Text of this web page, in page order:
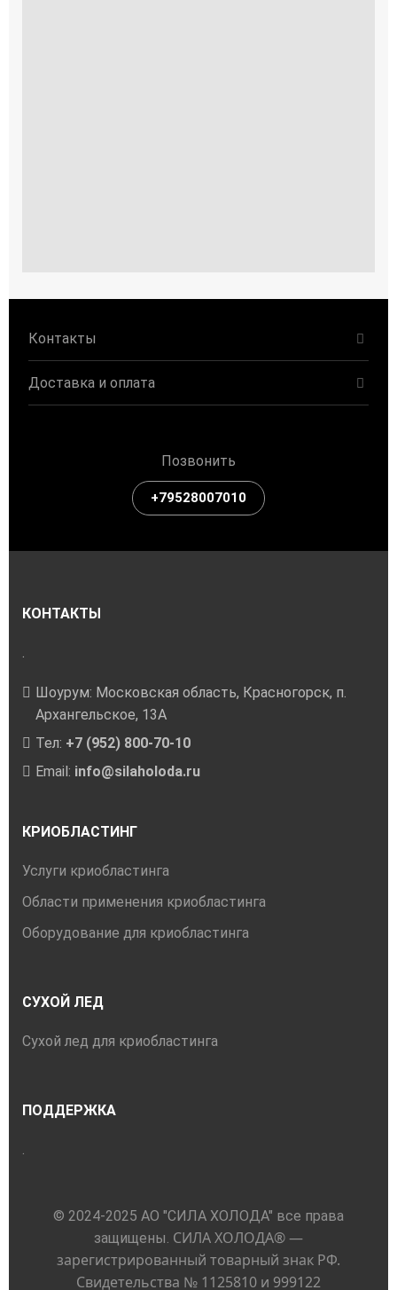
Контакты
Доставка и оплата
Позвонить
+79528007010
КОНТАКТЫ
.
Шоурум: Московская область, Красногорск, п.
Архангельское, 13А
Тел: +7 (952) 800-70-10
Email: info@silaholoda.ru
КРИОБЛАСТИНГ
Услуги криобластинга
Области применения криобластинга
Оборудование для криобластинга
СУХОЙ ЛЕД
Сухой лед для криобластинга
ПОДДЕРЖКА
.
© 2024-2025 АО "СИЛА ХОЛОДА" все права
защищены. СИЛА ХОЛОДА® —
зарегистрированный товарный знак РФ.
Свидетельства № 1125810 и 999122